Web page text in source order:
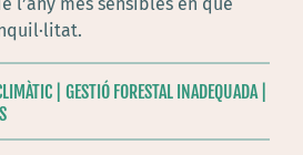
| GESTIÓ FORESTAL INADEQUADA |